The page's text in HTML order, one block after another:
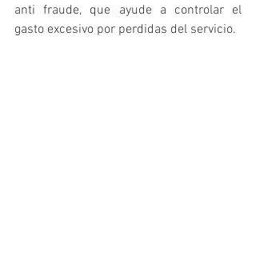
anti fraude, que ayude a controlar el
gasto excesivo por perdidas del servicio.